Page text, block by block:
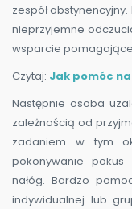
zespół
nieprzyjemne
wsparcie
Czytaj: Jak pomóc
Następnie osoba
zależnością od
zadaniem w tym
pokonywanie
nałóg. Bardzo
indywidualnej lub